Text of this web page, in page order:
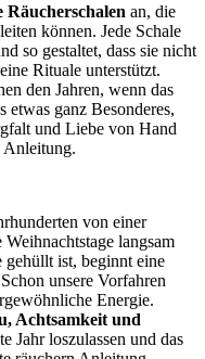
Räucherschalen an, die
können. Jede Schale
so gestaltet, dass sie nicht
Rituale unterstützt.
den Jahren, wenn das
etwas ganz Besonderes,
und Liebe von Hand
Anleitung.
von einer
langsam
ist, beginnt eine
unsere Vorfahren
Energie.
Achtsamkeit und
Jahr loszulassen und das